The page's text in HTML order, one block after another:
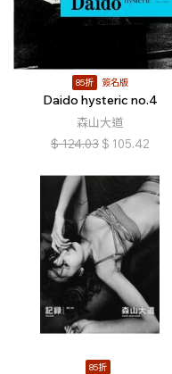
85折 簽名版
Daido hysteric no.4
森山大道
$ 124.03 $ 105.42
85折